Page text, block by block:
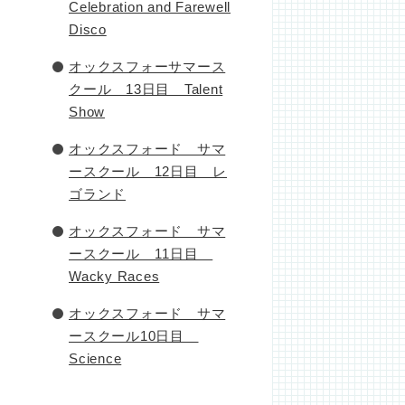
Celebration and Farewell
Disco
オックスフォーサマース
クール 13日目 Talent
Show
オックスフォード サマ
ースクール 12日目 レ
ゴランド
オックスフォード サマ
ースクール 11日目
Wacky Races
オックスフォード サマ
ースクール10日目
Science